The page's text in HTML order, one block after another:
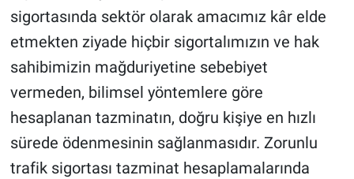
sigortasında sektör olarak amacımız kâr elde
etmekten ziyade hiçbir sigortalımızın ve hak
sahibimizin mağduriyetine sebebiyet
vermeden, bilimsel yöntemlere göre
hesaplanan tazminatın, doğru kişiye en hızlı
sürede ödenmesinin sağlanmasıdır. Zorunlu
trafik sigortası tazminat hesaplamalarında